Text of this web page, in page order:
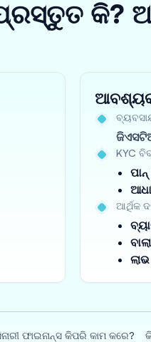
କି?
KYC
ପାନ୍
ଆର୍ଥିକ
ଫାଇନାନ୍ସ କିପରି କାମ କରେ?